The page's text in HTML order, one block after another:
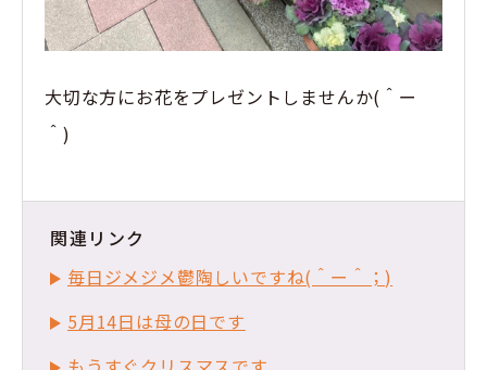
大切な方にお花をプレゼントしませんか(＾ー
＾)
関連リンク
毎日ジメジメ鬱陶しいですね(＾ー＾；)
5月14日は母の日です